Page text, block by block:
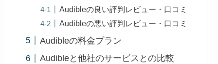
Audibleの良い評判レビュー・口コミ
Audibleの悪い評判レビュー・口コミ
Audibleの料金プラン
Audibleと他社のサービスとの比較